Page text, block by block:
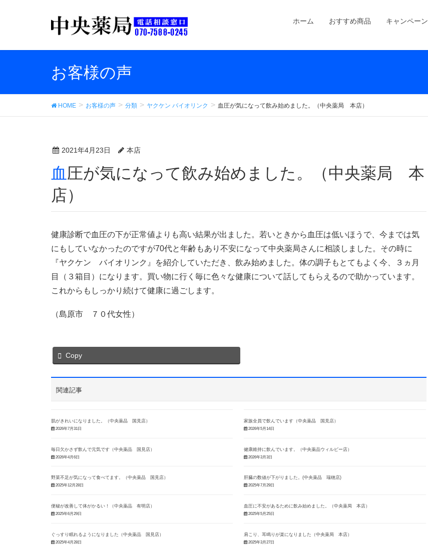
ホーム おすすめ商品 キャンペーン
お客様の声
HOME お客様の声 分類 ヤクケン バイオリンク 血圧が気になって飲み始めました。（中央薬局 本店）
2021年4月23日 本店
血圧が気になって飲み始めました。（中央薬局 本
店）
健康診断で血圧の下が正常値よりも高い結果が出ました。若いときから血圧は低いほうで、今までは気
にもしていなかったのですが70代と年齢もあり不安になって中央薬局さんに相談しました。その時に
『ヤクケン バイオリンク』を紹介していただき、飲み始めました。体の調子もとてもよく今、３ヵ月
目（３箱目）になります。買い物に行く毎に色々な健康について話してもらえるので助かっています。
これからもしっかり続けて健康に過ごします。
（島原市 ７０代女性）
Copy
関連記事
肌がきれいになりました。（中央薬品 国見店）
2026年7月31日
家族全員で飲んでいます（中央薬品 国見店）
2026年5月14日
毎日欠かさず飲んで元気です（中央薬品 国見店）
2026年4月6日
健康維持に飲んでいます。（中央薬品ウィルビー店）
2026年3月3日
野菜不足が気になって食べてます。（中央薬品 国見店）
2025年12月28日
肝臓の数値が下がりました。(中央薬品 瑞穂店)
2025年7月29日
便秘が改善して体がかるい！（中央薬品 有明店）
2025年6月29日
血圧に不安があるために飲み始めました。（中央薬局 本店）
2025年5月25日
ぐっすり眠れるようになりました（中央薬品 国見店）
2025年4月28日
肩こり、耳鳴りが楽になりました（中央薬局 本店）
2025年3月27日